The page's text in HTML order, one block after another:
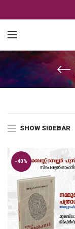
SHOW SIDEBAR
-40%